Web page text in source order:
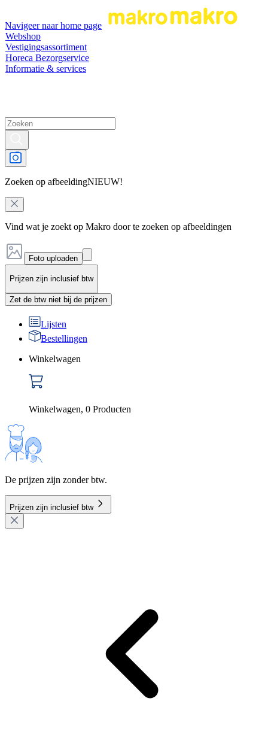
Navigeer naar home page
Webshop
Vestigingsassortiment
Horeca Bezorgservice
Informatie & services
Zoeken op afbeeldingNIEUW!
Vind wat je zoekt op Makro door te zoeken op afbeeldingen
Foto uploaden
Prijzen zijn inclusief btw
Zet de btw niet bij de prijzen
Lijsten
Bestellingen
Winkelwagen
Winkelwagen, 0 Producten
De prijzen zijn zonder btw.
Prijzen zijn inclusief btw